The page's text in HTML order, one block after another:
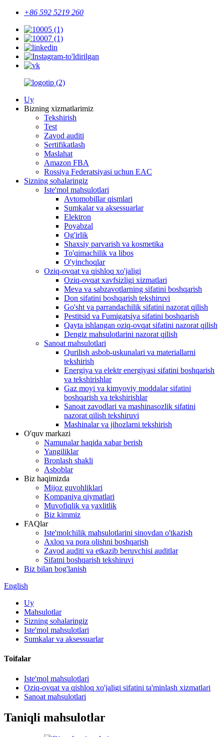
+86 592 5219 260
Uy
Bizning xizmatlarimiz
Tekshirish
Test
Zavod auditi
Sertifikatlash
Maslahat
Amazon FBA
Rossiya Federatsiyasi uchun EAC
Sizning sohalaringiz
Iste'mol mahsulotlari
Avtomobillar qismlari
Sumkalar va aksessuarlar
Elektron
Poyabzal
Og'irlik
Shaxsiy parvarish va kosmetika
To'qimachilik va libos
O'yinchoqlar
Oziq-ovqat va qishloq xo'jaligi
Oziq-ovqat xavfsizligi xizmatlari
Meva va sabzavotlarning sifatini boshqarish
Don sifatini boshqarish tekshiruvi
Go'sht va parrandachilik sifatini nazorat qilish
Pestitsid va Fumigatsiya sifatini boshqarish
Qayta ishlangan oziq-ovqat sifatini nazorat qilish
Dengiz mahsulotlarini nazorat qilish
Sanoat mahsulotlari
Qurilish asbob-uskunalari va materiallarni
tekshirish
Energiya va elektr energiyasi sifatini boshqarish
va tekshirishlar
Gaz moyi va kimyoviy moddalar sifatini
boshqarish va tekshirishlar
Sanoat zavodlari va mashinasozlik sifatini
nazorat qilish tekshiruvi
Mashinalar va jihozlarni tekshirish
O'quv markazi
Namunalar haqida xabar berish
Yangiliklar
Bronlash shakli
Asboblar
Biz haqimizda
Mijoz guvohliklari
Kompaniya qiymatlari
Muvofiqlik va yaxlitlik
Biz kimmiz
FAQlar
Iste'molchilik mahsulotlarini sinovdan o'tkazish
Axloq va pora olishni boshqarish
Zavod auditi va etkazib beruvchisi auditlar
Sifatni boshqarish tekshiruvi
Biz bilan bog'lanish
English
Uy
Mahsulotlar
Sizning sohalaringiz
Iste'mol mahsulotlari
Sumkalar va aksessuarlar
Toifalar
Iste'mol mahsulotlari
Oziq-ovqat va qishloq xo'jaligi sifatini ta'minlash xizmatlari
Sanoat mahsulotlari
Taniqli mahsulotlar